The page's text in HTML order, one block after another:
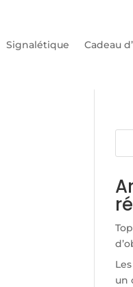
Signalétique Cadeau
un